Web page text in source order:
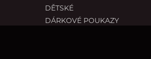
DĚTSKÉ
DÁRKOVÉ POUKAZY